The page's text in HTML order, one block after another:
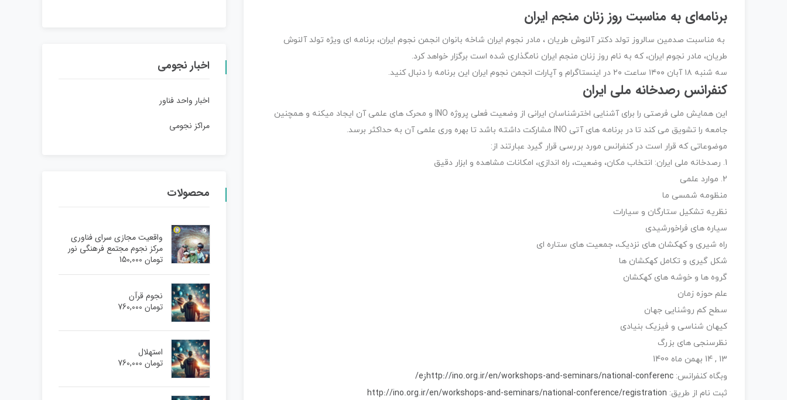
برنامه‌ای به مناسبت روز زنان منجم ایران
به مناسبت صدمین سالروز تولد دکتر آلنوش طریان ، مادر نجوم ایران شاخه بانوان انجمن نجوم ایران، برنامه ای ویژه تولد آلنوش
طریان، مادر نجوم ایران، که به نام روز زنان منجم ایران نامگذاری شده است برگزار خواهد کرد.
سه شنبه ۱۸ آبان ۱۴۰۰ ساعت ۲۰ در اینستاگرام و آپارات انجمن نجوم ایران این برنامه را دنبال کنید.
کنفرانس رصدخانه ملی ایران
این همایش ملی فرصتی را برای آشنایی اخترشناسان ایرانی از وضعیت فعلی پروژه INO و محرک های علمی آن ایجاد میکنه و همچنین
جامعه را تشویق می کند تا در برنامه های آتی INO مشارکت داشته باشد تا بهره وری علمی آن به حداکثر برسد.
موضوعاتی که قرار است در کنفرانس مورد بررسی قرار گیرد عبارتند از:
1. رصدخانه ملی ایران: انتخاب مکان، وضعیت، راه اندازی، امکانات مشاهده و ابزار دقیق
2. موارد علمی
منظومه شمسی ما
نظریه تشکیل ستارگان و سیارات
سیاره های فراخورشیدی
راه شیری و کهکشان های نزدیک، جمعیت های ستاره ای
شکل گیری و تکامل کهکشان ها
گروه ها و خوشه های کهکشان
علم حوزه زمان
سطح کم روشنایی جهان
کیهان شناسی و فیزیک بنیادی
نظرسنجی های بزرگ
13 , 14 بهمن ماه 1400
وبگاه کنفرانس:
ثبت نام از طریق:
اخبار نجومی
اخبار واحد فناور
مراکز نجومی
محصولات
واقعیت مجازی سرای فناوری
مرکز نجوم مجتمع فرهنگی نور
تومان
نجوم قرآن
تومان
استهلال
تومان